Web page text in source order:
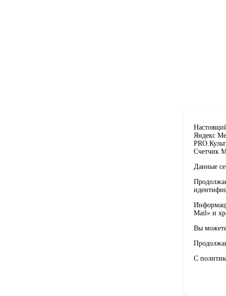
Яндекс
Счетчик
Данные
Mail» и
Вы можете
С